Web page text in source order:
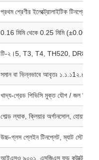
প্রথম শ্রেণীর ইলেক্ট্রোলাইটিক টিনপ্লেট
0.16 মিমি থেকে 0.25 মিমি (±0.005 মিমি
টি-২।5, T3, T4, TH520, DR8 (লট /
সমান বা ভিন্নভাবে আবৃতঃ ১.১.১1২.৮/
খাদ্য-গ্রেড পিভিসি মুক্ত যৌগ / জল
গোল্ড ল্যাক, ক্লিয়ার অর্গানসোল,
উচ্চ-গ্লস প্লেইন টিনপ্লেট, ম্যাট স্টোন
আইএসও ৯০০১, এসজিএস ফুড কন্টাক্ট